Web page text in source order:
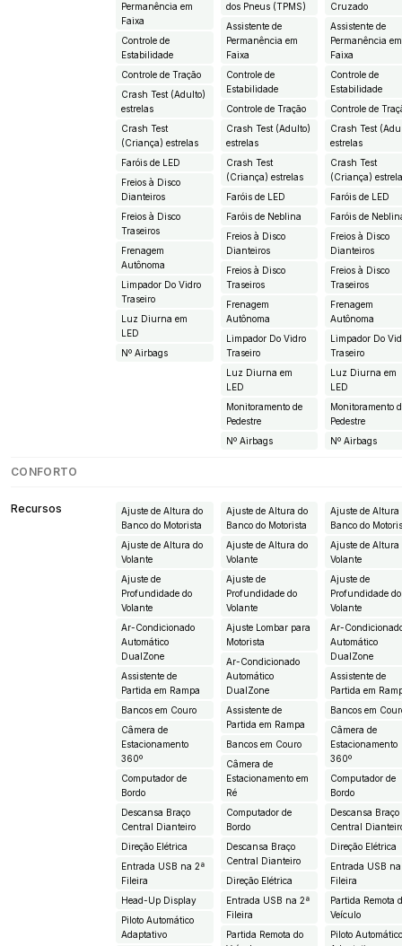
Permanência em
Faixa
Controle de
Estabilidade
Controle de Tração
Crash Test (Adulto)
estrelas
Crash Test
(Criança) estrelas
Faróis de LED
Freios à Disco
Dianteiros
Freios à Disco
Traseiros
Frenagem
Autônoma
Limpador Do Vidro
Traseiro
Luz Diurna em
LED
Nº Airbags
dos Pneus (TPMS)
Assistente de
Permanência em
Faixa
Controle de
Estabilidade
Controle de Tração
Crash Test (Adulto)
estrelas
Crash Test
(Criança) estrelas
Faróis de LED
Faróis de Neblina
Freios à Disco
Dianteiros
Freios à Disco
Traseiros
Frenagem
Autônoma
Limpador Do Vidro
Traseiro
Luz Diurna em
LED
Monitoramento de
Pedestre
Nº Airbags
Cruzado
Assistente de
Permanência em
Faixa
Controle de
Estabilidade
Controle de
Crash Test
estrelas
Crash Test
(Criança)
Faróis de LED
Faróis de
Freios à Disco
Dianteiros
Freios à Disco
Traseiros
Frenagem
Autônoma
Limpador Do
Traseiro
Luz Diurna em
LED
Monitoramento
Pedestre
Nº Airbags
CONFORTO
Recursos
Ajuste de Altura do
Banco do Motorista
Ajuste de Altura do
Volante
Ajuste de
Profundidade do
Volante
Ar-Condicionado
Automático
DualZone
Assistente de
Partida em Rampa
Bancos em Couro
Câmera de
Estacionamento
360º
Computador de
Bordo
Descansa Braço
Central Dianteiro
Direção Elétrica
Entrada USB na 2ª
Fileira
Head-Up Display
Piloto Automático
Adaptativo
Ajuste de Altura do
Banco do Motorista
Ajuste de Altura do
Volante
Ajuste de
Profundidade do
Volante
Ajuste Lombar para
Motorista
Ar-Condicionado
Automático
DualZone
Assistente de
Partida em Rampa
Bancos em Couro
Câmera de
Estacionamento em
Ré
Computador de
Bordo
Descansa Braço
Central Dianteiro
Direção Elétrica
Entrada USB na 2ª
Fileira
Partida Remota do
Ajuste de Altura
Banco do
Ajuste de Altura
Volante
Ajuste de
Profundidade do
Volante
Ar-
Automático
DualZone
Assistente de
Partida em
Bancos em
Câmera de
Estacionamento
360º
Computador de
Bordo
Descansa Braço
Central
Direção Elétrica
Entrada USB
Fileira
Partida Remota
Veículo
Piloto